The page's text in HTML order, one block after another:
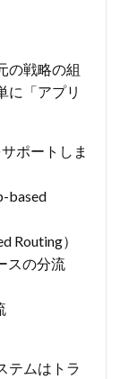
の戦略の組
に「アプリ
ポートしま
based
Routing）
スの分流
テムはトラ